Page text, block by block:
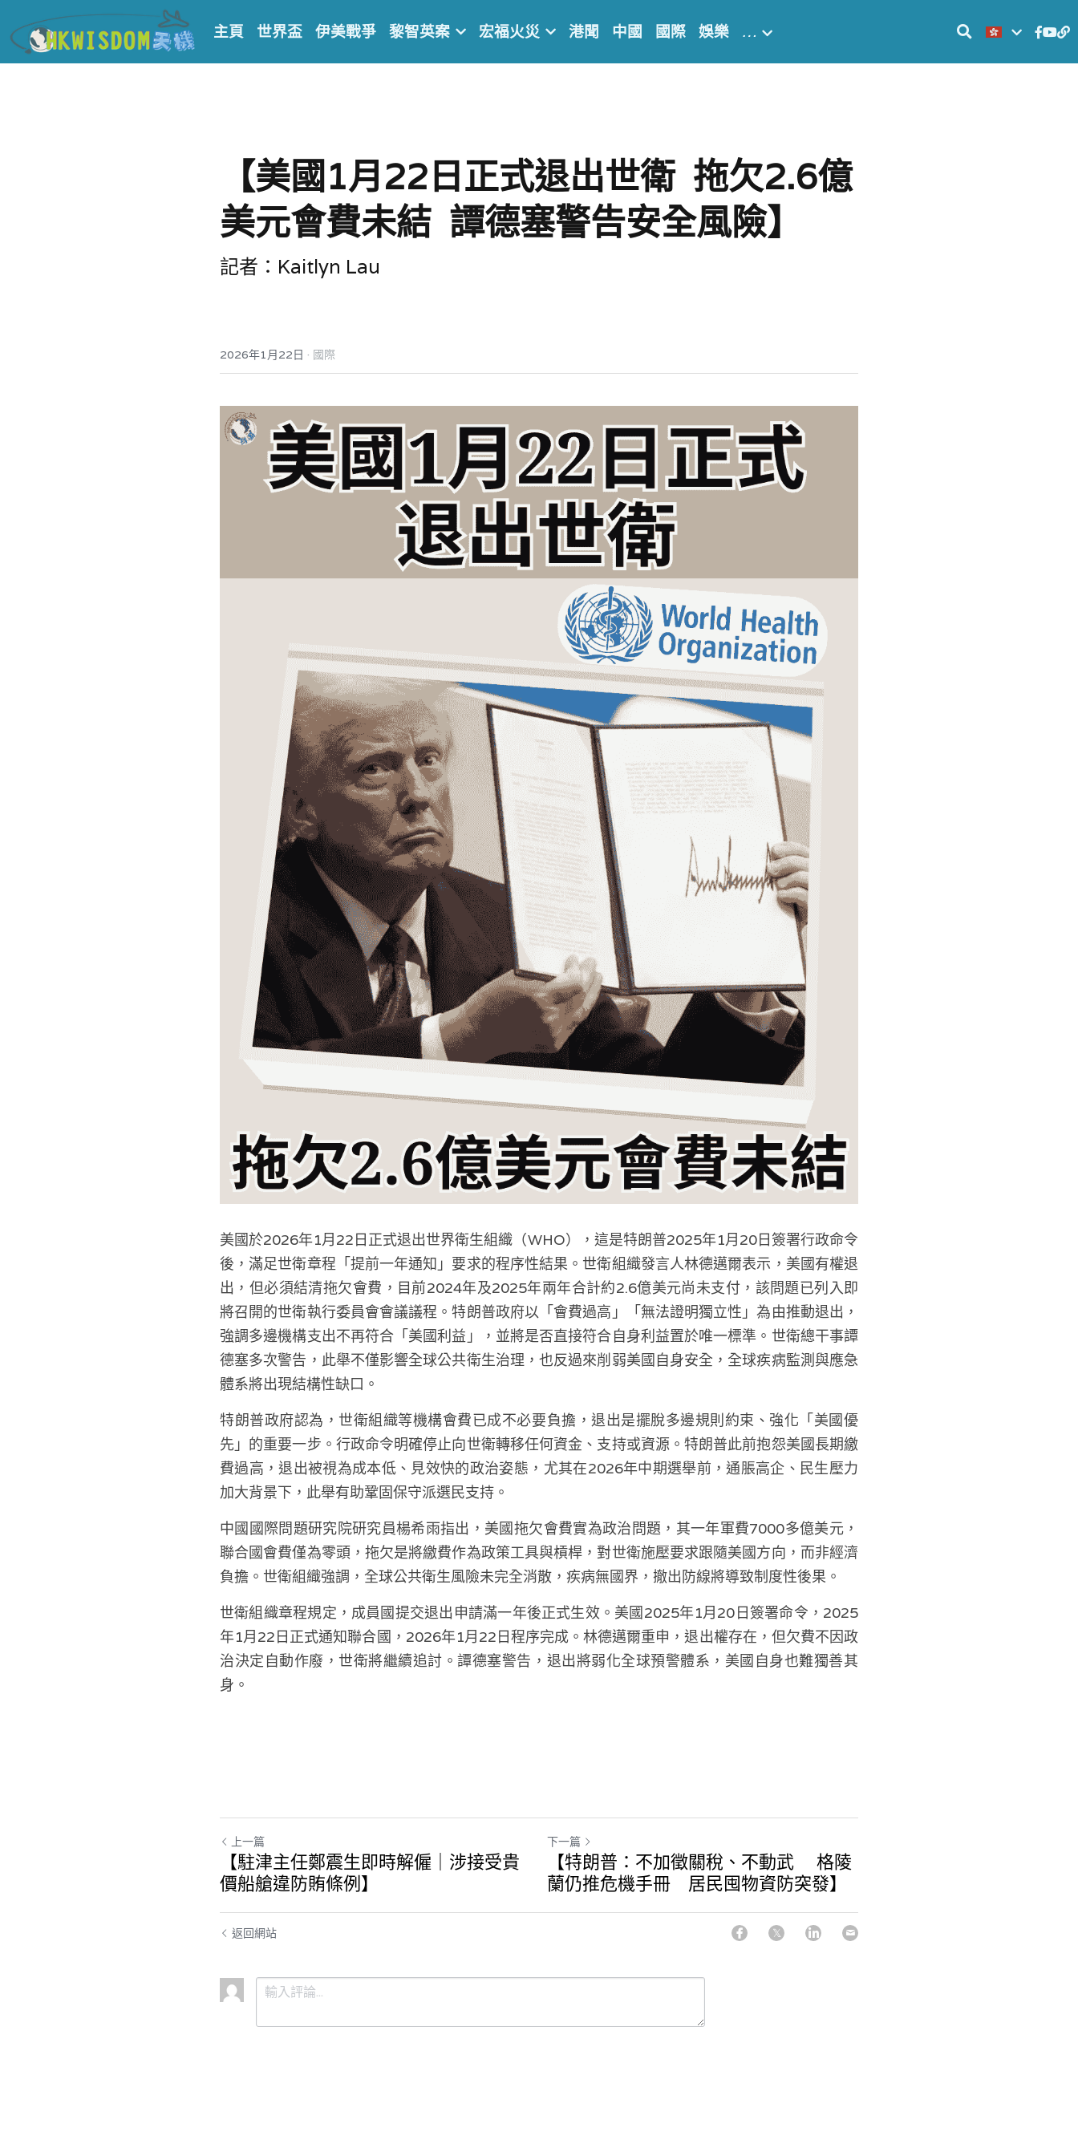
主頁 世界盃 伊美戰爭 黎智英案 宏福火災 港聞 中國 國際 娛樂 …
【美國1月22日正式退出世衛  拖欠2.6億
美元會費未結  譚德塞警告安全風險】
記者：Kaitlyn Lau
2026年1月22日 · 國際
美國於2026年1月22日正式退出世界衛生組織（WHO），這是特朗普2025年1月20日簽署行政命令
後，滿足世衛章程「提前一年通知」要求的程序性結果。世衛組織發言人林德邁爾表示，美國有權退
出，但必須結清拖欠會費，目前2024年及2025年兩年合計約2.6億美元尚未支付，該問題已列入即
將召開的世衛執行委員會會議議程。特朗普政府以「會費過高」「無法證明獨立性」為由推動退出，
強調多邊機構支出不再符合「美國利益」，並將是否直接符合自身利益置於唯一標準。世衛總干事譚
德塞多次警告，此舉不僅影響全球公共衛生治理，也反過來削弱美國自身安全，全球疾病監測與應急
體系將出現結構性缺口。
特朗普政府認為，世衛組織等機構會費已成不必要負擔，退出是擺脫多邊規則約束、強化「美國優
先」的重要一步。行政命令明確停止向世衛轉移任何資金、支持或資源。特朗普此前抱怨美國長期繳
費過高，退出被視為成本低、見效快的政治姿態，尤其在2026年中期選舉前，通脹高企、民生壓力
加大背景下，此舉有助鞏固保守派選民支持。
中國國際問題研究院研究員楊希雨指出，美國拖欠會費實為政治問題，其一年軍費7000多億美元，
聯合國會費僅為零頭，拖欠是將繳費作為政策工具與槓桿，對世衛施壓要求跟隨美國方向，而非經濟
負擔。世衛組織強調，全球公共衛生風險未完全消散，疾病無國界，撤出防線將導致制度性後果。
世衛組織章程規定，成員國提交退出申請滿一年後正式生效。美國2025年1月20日簽署命令，2025
年1月22日正式通知聯合國，2026年1月22日程序完成。林德邁爾重申，退出權存在，但欠費不因政
治決定自動作廢，世衛將繼續追討。譚德塞警告，退出將弱化全球預警體系，美國自身也難獨善其
身。
上一篇
【駐津主任鄭震生即時解僱｜涉接受貴
價船艙違防賄條例】
下一篇
【特朗普：不加徵關稅、不動武 格陵
蘭仍推危機手冊 居民囤物資防突發】
返回網站